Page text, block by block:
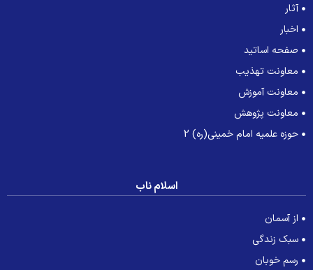
آثار
اخبار
صفحه اساتید
معاونت تهذیب
معاونت آموزش
معاونت پژوهش
حوزه علمیه امام خمینی(ره) 2
اسلام ناب
از آسمان
سبک زندگی
رسم خوبان